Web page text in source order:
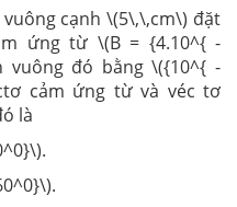
cạnh \(5\,\,cm\) đặt
ứng từ \(B = {4.10^{ -
vuông đó bằng \({10^{ -
cảm ứng từ và véc tơ
là